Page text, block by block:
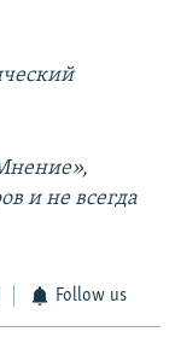
и не всегда
Follow us